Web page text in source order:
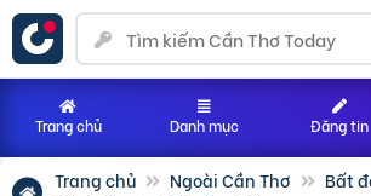
Trang chủ Ngoài Cần Thơ
Bất
Trang chủ Danh mục Đăng tin